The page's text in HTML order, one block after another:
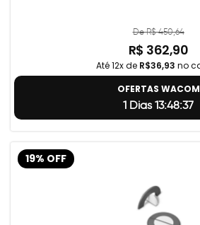
De R$ 450,64
R$ 362,90
Até 12x de R$36,93 no
OFERTAS WACOM
1 Dias 13:48:37
19% OFF